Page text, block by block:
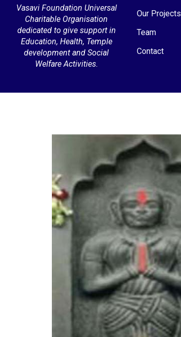
Vasavi Foundation Universal
Charitable Organisation
dedicated to give support in
Education, Health, Temple
development and Social
Welfare Activities.
Our Projects
Team
Contact